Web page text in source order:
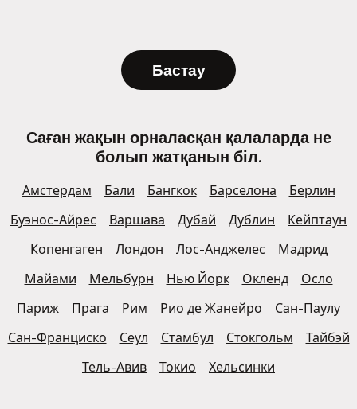
Бастау
Саған жақын орналасқан қалаларда не
болып жатқанын біл.
Амстердам Бали Бангкок Барселона
Берлин
Буэнос-Айрес
Варшава Дубай Дублин
Кейптаун
Копенгаген
Лондон Лос-Анджелес
Мадрид
Майами
Мельбурн Нью Йорк Окленд
Осло
Париж
Прага Рим Рио де Жанейро
Сан-Паулу
Сан-Франциско
Сеул Стамбул Стокгольм
Тайбэй
Тель-Авив
Токио Хельсинки